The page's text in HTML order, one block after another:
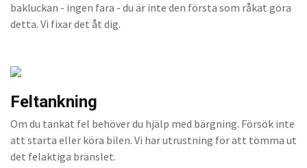
bakluckan - ingen fara - du är inte den första som råkat göra
detta. Vi fixar det åt dig.
Feltankning
Om du tankat fel behöver du hjälp med bärgning. Försök inte
att starta eller köra bilen. Vi har utrustning för att tömma ut
det felaktiga bränslet.